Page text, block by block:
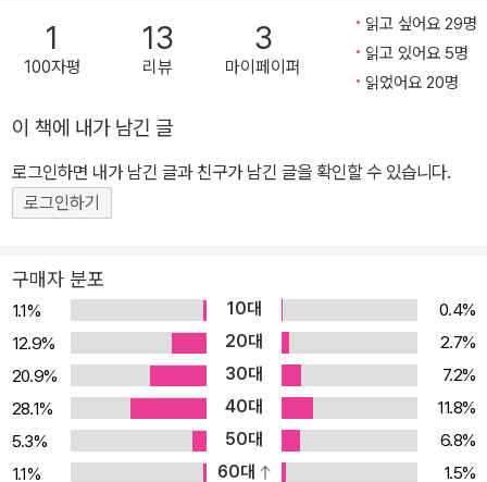
아서 어떨 때는 손발이 척척 맞는 파트너와 멋진 호흡을 뽐내지만 또
어떨 때는 그렇지 않은 파트너와 긴긴 스텝을 밟아야 하기도 한다. 가
족에 속했다고 해서 무조건 떳떳한 구성원이라는 자신감이 들진 않는
다. 살다 보면 다들 스퀘어댄스 중에 진행자가 “모두 손을 잡고 원을
은 심정일 때가 있게 마련이다.
_ 2. 넌 누구 편이야 … 57쪽
이 사례에서 문제의 발단은 “혼자 있는 게 좋아?”라는 부인의 물음이
다. 그렇게 묻는 이유가 무엇인지는 우리가 확실히 알 수 없고 남편도
그런 것 같다. 소크라테스식 문답법을 이용해 부인은 남편이 차례차
례 질문에 대답하게 함으로써 그녀의 견해를 뒷받침할 결론으로 유도
하려 한다. 이렇게 나오는 사람과 논쟁하고 있으면 가슴이 콱콱 막힌
다. 내 대답이 어디로 이어질지 모르니 마치 눈가리개를 하고 골목길
로 끌려가는 심정이 된다. 그래서 당연히 많은 사람이 그런 질문에 답
‘가족’이란 떠올리기만 해도 가슴 뭉클해지는 단어여야 하는데…. 어
쩌면 가족 사이에 화목함만을 기대하는 건 어리석은 일일지도 모른
다. 그렇다고 이 오래된 문제를 언제까지 덮어두고 번번이 스트레스
분도 일도 망치는 일상, 이제 바꾸고 싶지 않은가. ‘말’의 드라마를 바
꿔라 사실 이런 경우 답답한 마음에 심리서들을 찾게 되지만, 어린 시
절 트라우마부터 치유해야 한다거나 내면의 힘을 길러야 한다거나 하
는 이야기들은 내 일상에 바로 접목시키기 어렵다. 그렇다면 작은 행
는 것이다. 사실 가족 간의 대화를 들여다보면, 익숙한 패턴이란 게 존
재한다. “제가 알아서 해요” “사랑하니까 하는 말이야” “매번 그런 식
으로 말씀하시죠” “무슨 소리니? 입도 벙끗 못 하겠다” 등등. 마치 드
라마 속 다음 대사가 뻔히 그려지는 경우처럼 말이다. 이렇게 익숙해
서 상처인 줄 모르는 말들을 우선 바꾸다 보면 가족과의 대화시간이
조금씩 편해지는 것을 느끼게 될 것이다. 가장 가까워서 더 어려운 가
족의 대화법 《가족이니까 그렇게 말해도 되는 줄 알았다》의 저자 데
1
100자평
13
리뷰
3
마이페이퍼
읽고 싶어요 29명
읽고 있어요 5명
읽었어요 20명
이 책에 내가 남긴 글
로그인하면 내가 남긴 글과 친구가 남긴 글을 확인할 수 있습니다.
로그인하기
구매자 분포
1.1% 10대
0.4%
12.9%
20대
2.7%
20.9%
30대
7.2%
28.1%
40대
11.8%
5.3%
50대
6.8%
1.1%
60대
1.5%